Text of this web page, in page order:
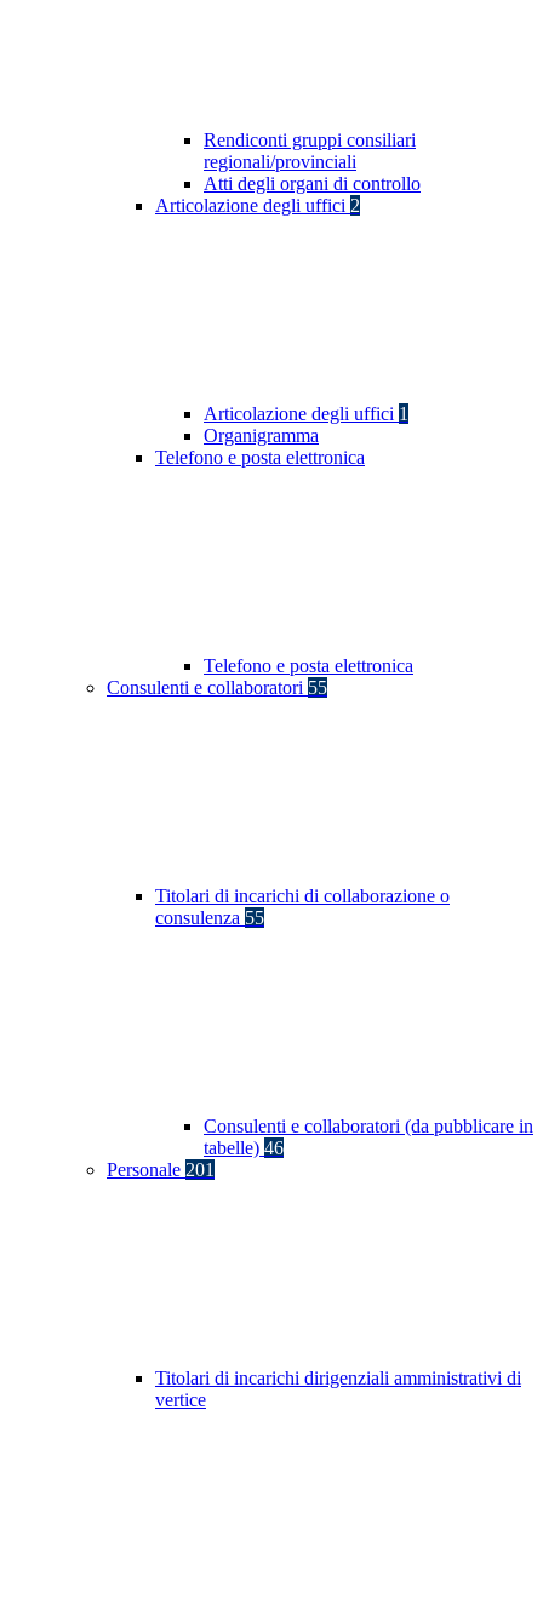
Rendiconti gruppi consiliari
regionali/provinciali
Atti degli organi di controllo
Articolazione degli uffici 2
Articolazione degli uffici 1
Organigramma
Telefono e posta elettronica
Telefono e posta elettronica
Consulenti e collaboratori 55
Titolari di incarichi di collaborazione o
consulenza 55
Consulenti e collaboratori (da pubblicare in
tabelle) 46
Personale 201
Titolari di incarichi dirigenziali amministrativi di
vertice